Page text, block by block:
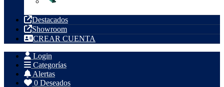
Destacados
Showroom
CREAR CUENTA
Login
Categorías
Alertas
0 Deseados